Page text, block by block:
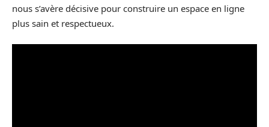
nous s’avère décisive pour construire un espace en ligne
plus sain et respectueux.